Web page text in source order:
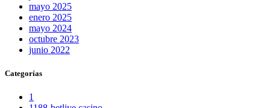
mayo 2025
enero 2025
mayo 2024
octubre 2023
junio 2022
Categorías
1